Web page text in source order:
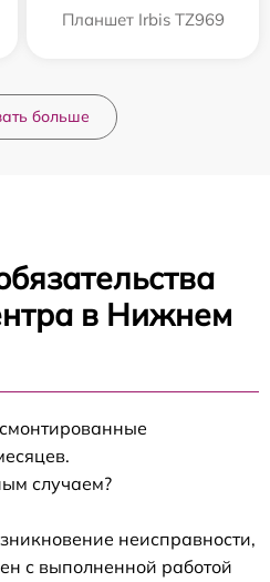
Планшет Irbis TZ969
больше
в Нижнем
случаем?
неисправности,
с выполненной работой